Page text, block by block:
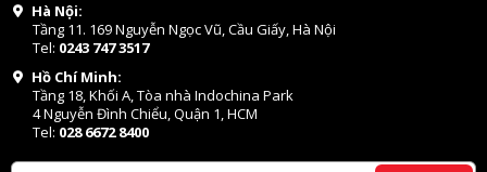
Hà Nội:
Tầng 11. 169 Nguyễn Ngọc Vũ, Cầu Giấy, Hà Nội
Tel: 0243 747 3517
Hồ Chí Minh:
Tầng 18, Khối A, Tòa nhà Indochina Park
4 Nguyễn Đình Chiểu, Quận 1, HCM
Tel: 028 6672 8400